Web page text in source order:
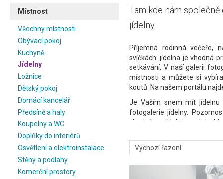
Místnost
Všechny místnosti
Obývací pokoj
Kuchyně
Jídelny
Ložnice
Dětský pokoj
Domácí kancelář
Předsíně a haly
Koupelny a WC
Doplňky do interiérů
Osvětlení a elektroinstalace
Stěny a podlahy
Komerční prostory
Tam kde nám
jídelny.
Příjemná rodinná večeře,
svíčkách: jídelna je vhodná
setkávání. V naší galerii
místnosti a můžete si
koutů. Na našem portálu
Je Vaším snem mít jídelnu
fotogalerie jídelny.
vhodnému jídelnímu stolu,
ničím narušena. Pokud si
hledejte odpověď v našich
kontakt na případného